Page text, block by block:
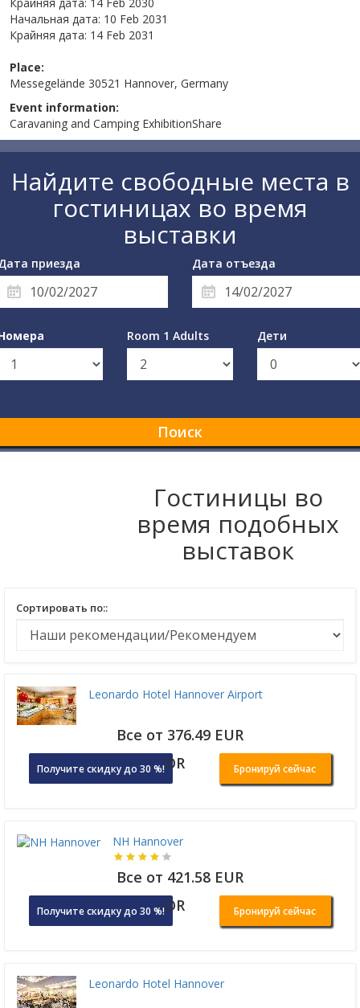
Начальная дата: 10 Feb 2031
Крайняя дата: 14 Feb 2031
Place:
Messegelände 30521 Hannover, Germany
Event information:
Caravaning and Camping ExhibitionShare
Найдите свободные места в
гостиницах во время
выставки
приезда Дата отъезда
Room 1 Adults Дети
Поиск
Гостиницы во
время подобных
выставок
Сортировать по::
Leonardo Hotel Hannover Airport
Все от 376.49 EUR
Получите скидку до 30 %!OR Бронируй сейчас
NH Hannover
Все от 421.58 EUR
Получите скидку до 30 %!OR Бронируй сейчас
Leonardo Hotel Hannover